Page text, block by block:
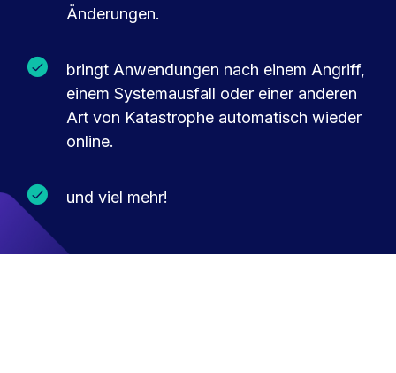
Änderungen.
bringt Anwendungen nach einem Angriff,
einem Systemausfall oder einer anderen
Art von Katastrophe automatisch wieder
online.
und viel mehr!